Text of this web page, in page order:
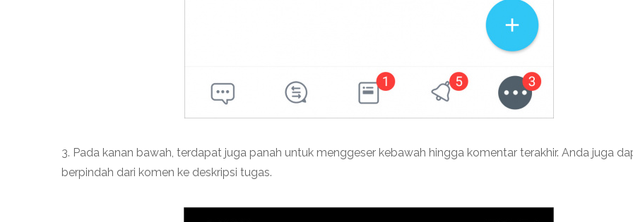
3. Pada kanan bawah, terdapat juga panah untuk menggeser kebawah hingga komentar terakhir. Anda juga
berpindah dari komen ke deskripsi tugas.